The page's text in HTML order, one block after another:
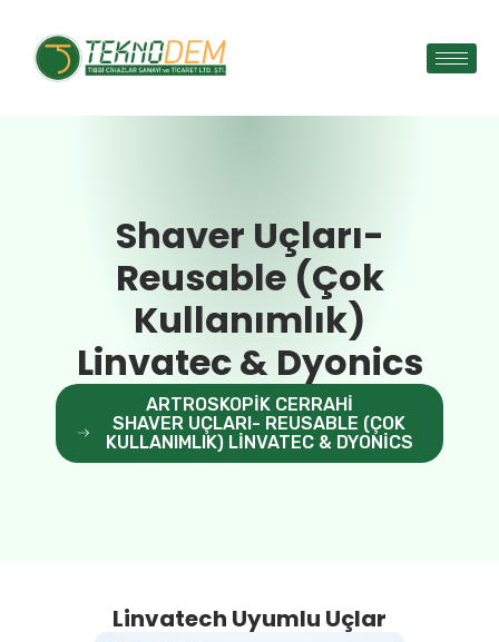
Shaver Uçları-
Reusable (Çok
Kullanımlık)
Linvatec & Dyonics
ARTROSKOPIK CERRAHI
SHAVER UÇLARI- REUSABLE (ÇOK
KULLANIMLIK) LINVATEC & DYONICS
Linvatech Uyumlu Uçlar